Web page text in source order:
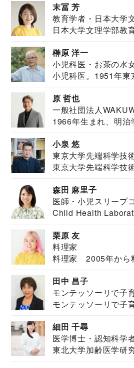
末冨 芳
教育学者・日本大学
日本大学文理学部教
榊原 洋一
小児科医・お茶の水
小児科医。1951年東
原 哲也
一般社団法人
JAPAN代表・言語聴
1966年生まれ、明治
小泉 悠
東京大学先端科学技
東京大学先端科学技
森田 麻里子
医師・小児スリープ
Child Health
栗原 友
料理家
料理家 2005年から
田中 昌子
モンテッソーリで子
ズハウス研究所所長
モンテッソーリで
細田 千尋
医学博士・認知科学
東北大学加齢医学研